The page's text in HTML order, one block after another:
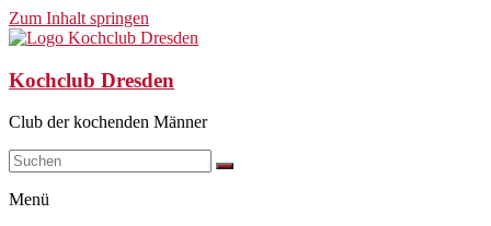
Zum Inhalt springen
Kochclub Dresden
Club der kochenden Männer
Menü